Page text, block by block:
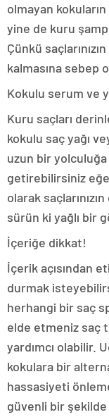
olmayan
yine de kuru
Çünkü
kalmasına sebep
Kokulu serum ve
Kuru saçları
kokulu saç yağı
uzun bir yolculuğa
getirebilirsiniz
olarak
sürün ki yağlı bir
İçeriğe dikkat!
İçerik açısından
durmak
herhangi bir saç
elde etmeniz saç
yardımcı olabilir.
kokulara bir
hassasiyeti
güvenli bir